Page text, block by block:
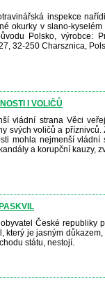
inspekce
okurky v slano-
Polsko, výrobce:
32-250 Charsznica,
I VOLIČŮ
vládní strana Věci
svých voličů a příznivců.
mohla nejmenší vládní
a korupční kauzy,
České republiky
který je jasným
státu, nestojí.